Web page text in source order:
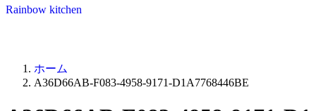
Rainbow kitchen
ホーム
A36D66AB-F083-4958-9171-D1A7768446BE